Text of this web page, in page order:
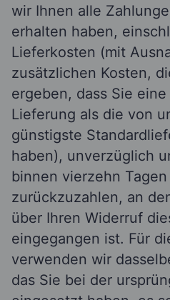
wir Ihnen alle
erhalten haben,
Lieferkosten (mit
zusätzlichen Kosten,
ergeben, dass Sie
Lieferung als die von
günstigste
haben), unverzüglich
binnen vierzehn
zurückzuzahlen, an
über Ihren Widerruf
eingegangen ist. Für
verwenden wir
das Sie bei der